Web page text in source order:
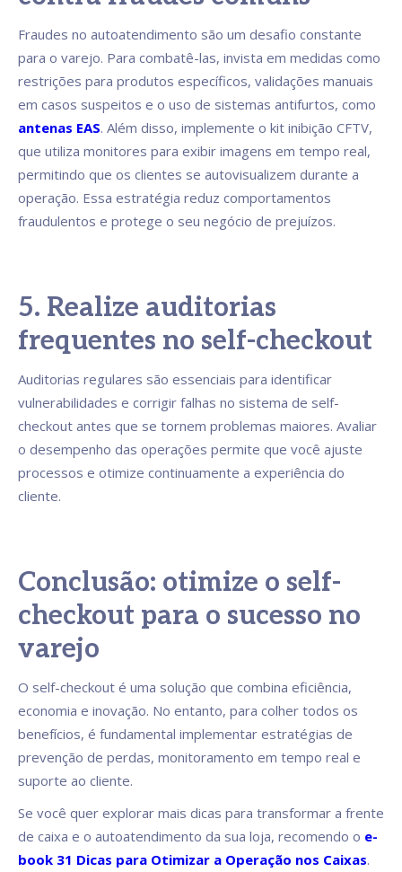
Fraudes no autoatendimento são um desafio constante
para o varejo. Para combatê-las, invista em medidas como
restrições para produtos específicos, validações manuais
em casos suspeitos e o uso de sistemas antifurtos, como
antenas EAS. Além disso, implemente o kit inibição CFTV,
que utiliza monitores para exibir imagens em tempo real,
permitindo que os clientes se autovisualizem durante a
operação. Essa estratégia reduz comportamentos
fraudulentos e protege o seu negócio de prejuízos.
5. Realize auditorias
frequentes no self-checkout
Auditorias regulares são essenciais para identificar
vulnerabilidades e corrigir falhas no sistema de self-
checkout antes que se tornem problemas maiores. Avaliar
o desempenho das operações permite que você ajuste
processos e otimize continuamente a experiência do
cliente.
Conclusão: otimize o self-
checkout para o sucesso no
varejo
O self-checkout é uma solução que combina eficiência,
economia e inovação. No entanto, para colher todos os
benefícios, é fundamental implementar estratégias de
prevenção de perdas, monitoramento em tempo real e
suporte ao cliente.
Se você quer explorar mais dicas para transformar a frente
de caixa e o autoatendimento da sua loja, recomendo o e-
book 31 Dicas para Otimizar a Operação nos Caixas.